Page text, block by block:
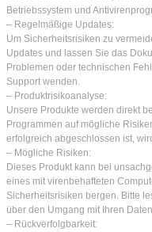
Betriebssystem und
– Regelmäßige Updates:
Um Sicherheitsrisiken zu
Updates und lassen Sie das
Problemen oder technischen
Support wenden.
– Produktrisikoanalyse:
Unsere Produkte werden direkt
Programmen auf mögliche
erfolgreich abgeschlossen ist,
– Mögliche Risiken:
Dieses Produkt kann bei
eines mit virenbehafteten
Sicherheitsrisiken bergen. Bitte
über den Umgang mit Ihren
– Rückverfolgbarkeit: